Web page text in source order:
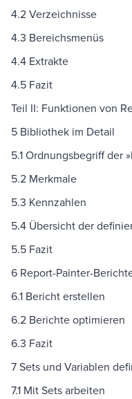
4.2 Verzeichnisse
4.3 Bereichsmenüs
4.4 Extrakte
4.5 Fazit
Teil II: Funktionen von
5 Bibliothek im Detail
5.1 Ordnungsbegriff der
5.2 Merkmale
5.3 Kennzahlen
5.4 Übersicht der
5.5 Fazit
6 Report-Painter-
6.1 Bericht erstellen
6.2 Berichte optimieren
6.3 Fazit
7 Sets und Variablen
7.1 Mit Sets arbeiten